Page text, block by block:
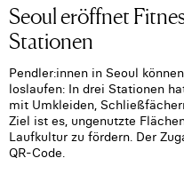
Seoul eröffnet
Stationen
Pendler:innen in Seoul
loslaufen: In drei Stationen
mit Umkleiden,
Ziel ist es, ungenutzte
Laufkultur zu fördern. Der
QR-Code.